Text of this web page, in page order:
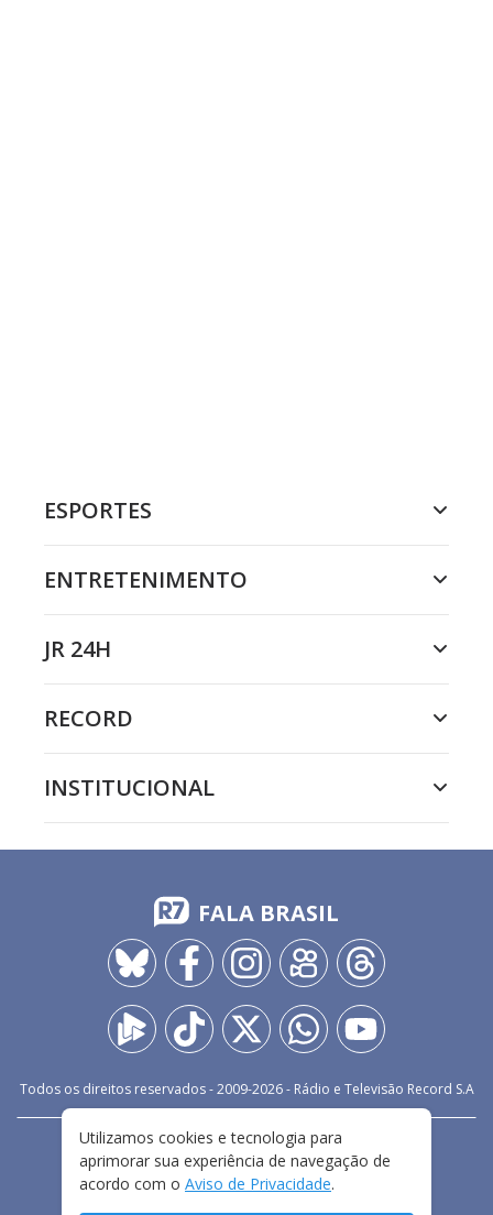
ESPORTES
ENTRETENIMENTO
JR 24H
RECORD
INSTITUCIONAL
FALA BRASIL
Todos os direitos reservados - 2009-2026- Rádio e Televisão Record S.A
FALE CONOSCO
PRIVACIDADE
TERMOS E CONDIÇÕES DE USO
Utilizamos cookies e tecnologia para
aprimorar sua experiência de navegação de
acordo com o Aviso de Privacidade.